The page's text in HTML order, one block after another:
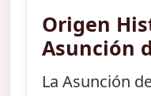
Origen
Asunción
La Asunción